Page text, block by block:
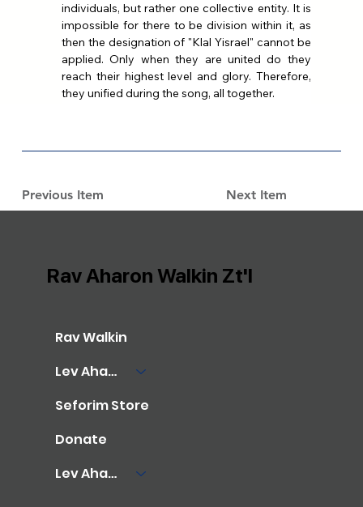
Previous Item Next Item
individuals, but rather one collective entity. It is
impossible for there to be division within it, as
then the designation of "Klal Yisrael" cannot be
applied. Only when they are united do they
reach their highest level and glory. Therefore,
they unified during the song, all together.
Rav Walkin
Lev Aharon Library
Seforim Store
Donate
Lev Aharon Foundation
Rav Aharon Walkin Zt'l